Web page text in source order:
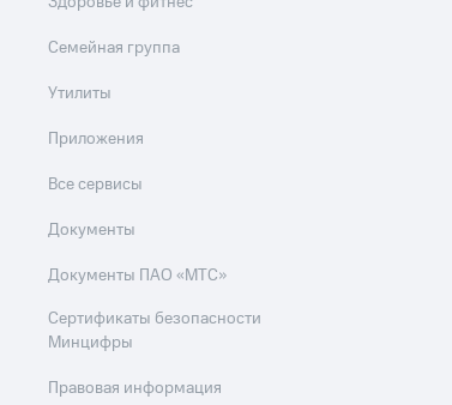
Семейная группа
Утилиты
Приложения
Все сервисы
Документы
Документы ПАО «МТС»
Сертификаты безопасности
Минцифры
Правовая информация